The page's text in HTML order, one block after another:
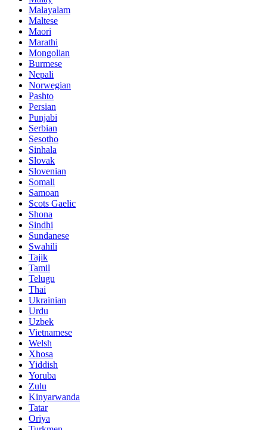
Malayalam
Maltese
Maori
Marathi
Mongolian
Burmese
Nepali
Norwegian
Pashto
Persian
Punjabi
Serbian
Sesotho
Sinhala
Slovak
Slovenian
Somali
Samoan
Scots Gaelic
Shona
Sindhi
Sundanese
Swahili
Tajik
Tamil
Telugu
Thai
Ukrainian
Urdu
Uzbek
Vietnamese
Welsh
Xhosa
Yiddish
Yoruba
Zulu
Kinyarwanda
Tatar
Oriya